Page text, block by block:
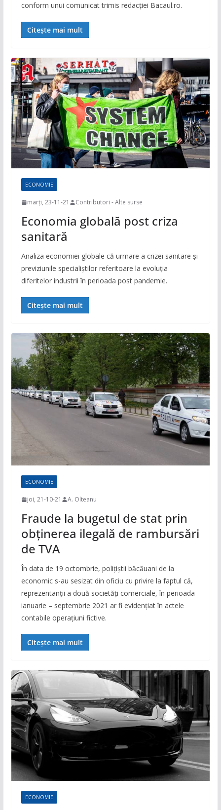
conform unui comunicat trimis redacției Bacaul.ro.
Citește mai mult
ECONOMIE
marți, 23-11-21 Contributori - Alte surse
Economia globală post criza
sanitară
Analiza economiei globale că urmare a crizei sanitare și
previziunile specialiștilor referitoare la evoluția
diferitelor industrii în perioada post pandemie.
Citește mai mult
ECONOMIE
joi, 21-10-21 A. Olteanu
Fraude la bugetul de stat prin
obținerea ilegală de rambursări
de TVA
În data de 19 octombrie, polițiștii băcăuani de la
economic s-au sesizat din oficiu cu privire la faptul că,
reprezentanții a două societăți comerciale, în perioada
ianuarie – septembrie 2021 ar fi evidențiat în actele
contabile operațiuni fictive.
Citește mai mult
ECONOMIE